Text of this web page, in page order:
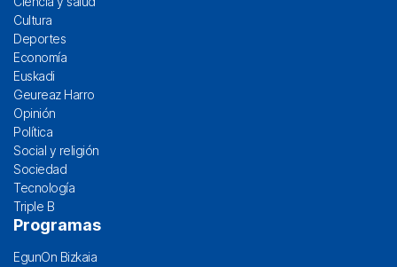
Cultura
Deportes
Economía
Euskadi
Geureaz Harro
Opinión
Política
Social y religión
Sociedad
Tecnología
Triple B
Programas
EgunOn Bizkaia